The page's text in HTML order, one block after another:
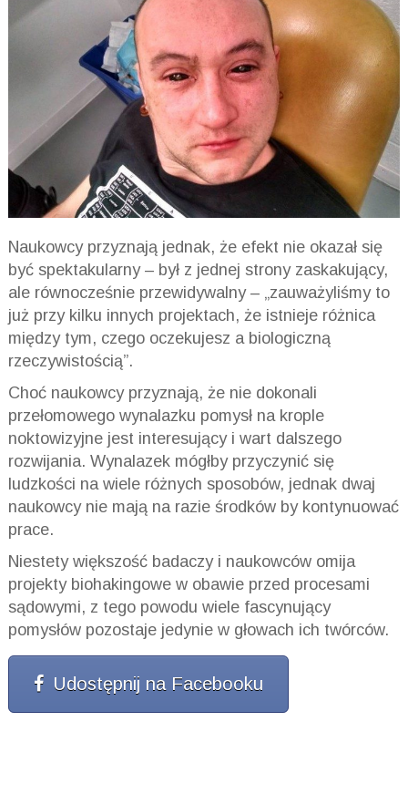
Naukowcy przyznają jednak, że efekt nie okazał się
być spektakularny – był z jednej strony zaskakujący,
ale równocześnie przewidywalny – „zauważyliśmy to
już przy kilku innych projektach, że istnieje różnica
między tym, czego oczekujesz a biologiczną
rzeczywistością”.
Choć naukowcy przyznają, że nie dokonali
przełomowego wynalazku pomysł na krople
noktowizyjne jest interesujący i wart dalszego
rozwijania. Wynalazek mógłby przyczynić się
ludzkości na wiele różnych sposobów, jednak dwaj
naukowcy nie mają na razie środków by kontynuować
prace.
Niestety większość badaczy i naukowców omija
projekty biohakingowe w obawie przed procesami
sądowymi, z tego powodu wiele fascynujący
pomysłów pozostaje jedynie w głowach ich twórców.
Udostępnij na Facebooku